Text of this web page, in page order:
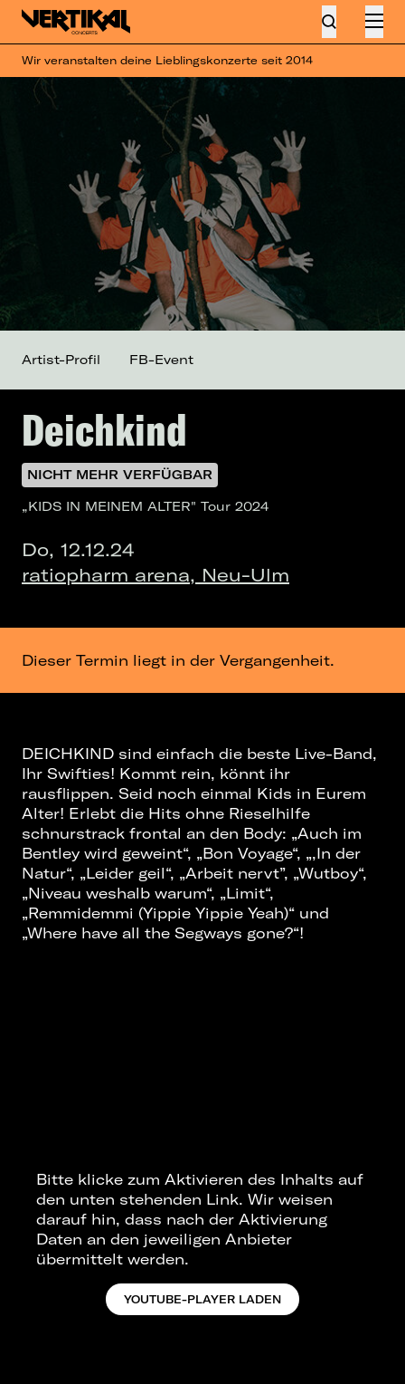
Wir veranstalten deine Lieblingskonzerte seit 2014
Deichkind
NICHT MEHR VERFÜGBAR
„KIDS IN MEINEM ALTER" Tour 2024
Do, 12.12.24
ratiopharm arena, Neu-Ulm
Artist-Profil FB-Event
Dieser Termin liegt in der Vergangenheit.
DEICHKIND sind einfach die beste Live-Band,
Ihr Swifties! Kommt rein, könnt ihr
rausflippen. Seid noch einmal Kids in Eurem
Alter! Erlebt die Hits ohne Rieselhilfe
schnurstrack frontal an den Body: „Auch im
Bentley wird geweint“, „Bon Voyage“, „,In der
Natur“, „Leider geil“, „Arbeit nervt”, „Wutboy“,
„Niveau weshalb warum“, „Limit“,
„Remmidemmi (Yippie Yippie Yeah)“ und
„Where have all the Segways gone?“!
Bitte klicke zum Aktivieren des Inhalts auf
den unten stehenden Link. Wir weisen
darauf hin, dass nach der Aktivierung
Daten an den jeweiligen Anbieter
übermittelt werden.
YOUTUBE-PLAYER LADEN